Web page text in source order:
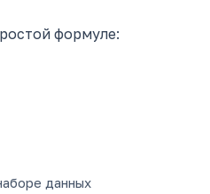
формуле:
данных